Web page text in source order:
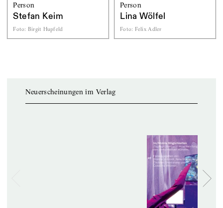
Person
Stefan Keim
Foto: Birgit Hupfeld
Person
Lina Wölfel
Foto: Felix Adler
Neuerscheinungen im Verlag